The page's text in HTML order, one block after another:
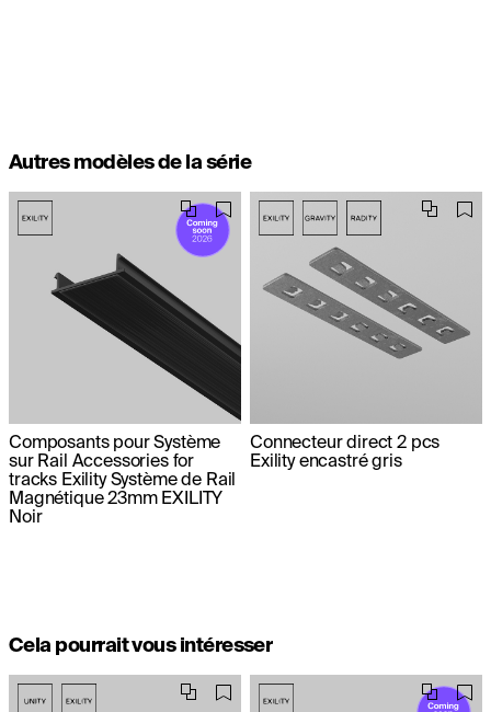
Autres modèles de la série
Composants pour Système
sur Rail Accessories for
tracks Exility Système de Rail
Magnétique 23mm EXILITY
Noir
Connecteur direct 2 pcs
Exility encastré gris
Cela pourrait vous intéresser